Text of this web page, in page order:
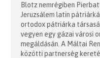
Blotz nemrégiben
Jeruzsálem latin
ortodox pátriárka
vegyen egy gázai városi
megáldásán. A Máltai
közötti partnerség